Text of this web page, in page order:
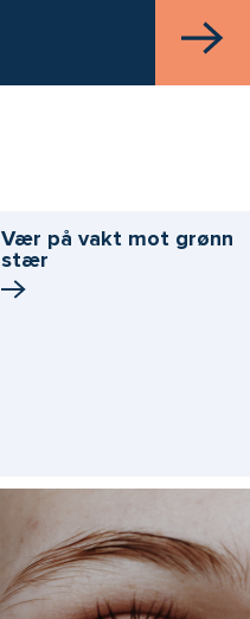
Vær på vakt mot grønn
stær